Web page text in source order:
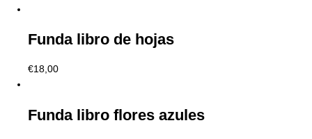
Funda libro de hojas
€18,00
Funda libro flores azules